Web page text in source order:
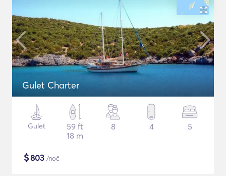
Gulet Charter
Gulet
59 ft
18 m
8 4 5
$803 /noč